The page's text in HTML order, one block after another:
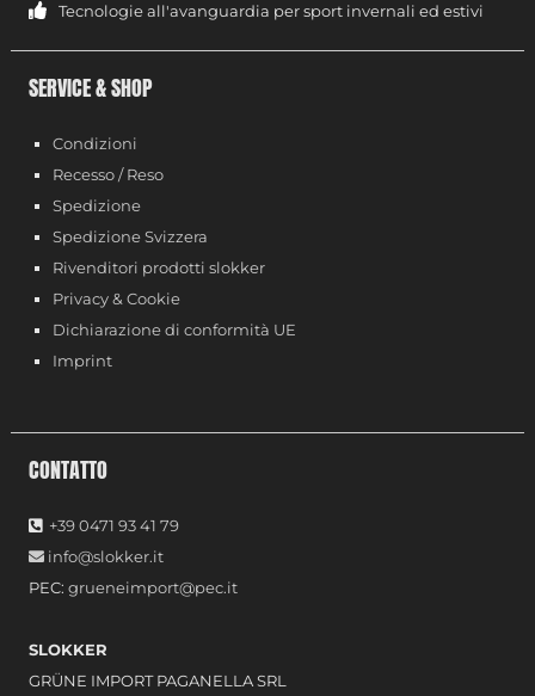
Tecnologie all'avanguardia per sport invernali ed estivi
SERVICE & SHOP
Condizioni
Recesso / Reso
Spedizione
Spedizione Svizzera
Rivenditori prodotti slokker
Privacy & Cookie
Dichiarazione di conformità UE
Imprint
CONTATTO
+39 0471 93 41 79
info@slokker.it
PEC:grueneimport@pec.it
SLOKKER
GRÜNE IMPORT PAGANELLA SRL